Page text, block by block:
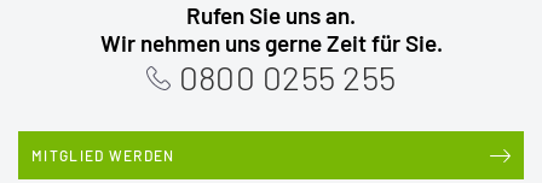
Rufen Sie uns an.
Wir nehmen uns gerne Zeit für Sie.
0800 0255 255
MITGLIED WERDEN